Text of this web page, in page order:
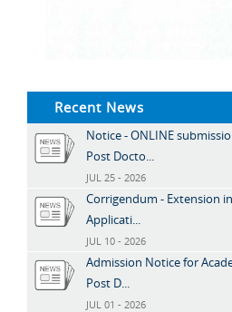
Recent News
Notice - ONLINE
Post Docto...
JUL 25 - 2026
Corrigendum - Extension
Applicati...
JUL 10 - 2026
Admission Notice for
Post D...
JUL 01 - 2026